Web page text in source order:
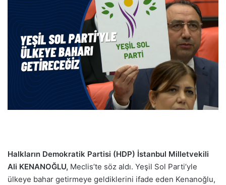
Halkların Demokratik Partisi (HDP) İstanbul Milletvekili
Ali KENANOĞLU, Meclis’te söz aldı. Yeşil Sol Parti’yle
ülkeye bahar getirmeye geldiklerini ifade eden Kenanoğlu,